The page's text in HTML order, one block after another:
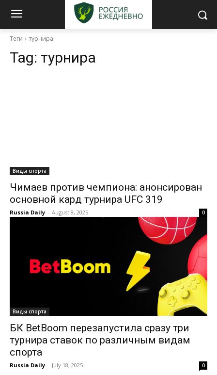
Теги турнира
Tag: турнира
Виды спорта
Чимаев против чемпиона: анонсирован
основной кард турнира UFC 319
Russia Daily - August 8, 2025 0
Виды спорта
БК BetBoom перезапустила сразу три
турнира ставок по различным видам
спорта
Russia Daily - July 18, 2025 0